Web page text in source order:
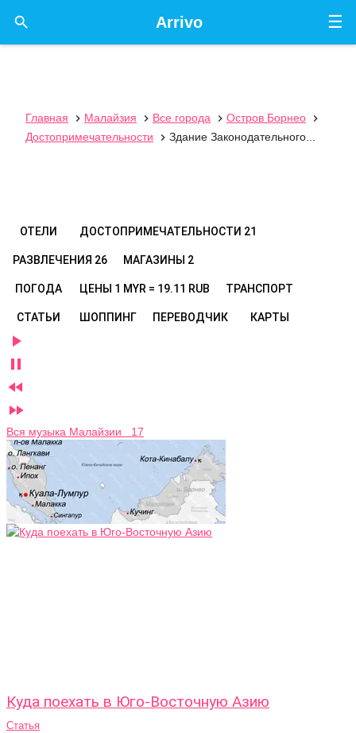
☰
Arrivo

Главная  Малайзия  Все города  Остров Борнео

Достопримечательности
 Здание Законодательного...
ОТЕЛИ ДОСТОПРИМЕЧАТЕЛЬНОСТИ 21
РАЗВЛЕЧЕНИЯ 26 МАГАЗИНЫ 2
ПОГОДА ЦЕНЫ 1 MYR = 19.11 RUB ТРАНСПОРТ
СТАТЬИ ШОППИНГ ПЕРЕВОДЧИК КАРТЫ




Вся музыка Малайзии 17
Куда поехать в Юго-Восточную Азию
Статья